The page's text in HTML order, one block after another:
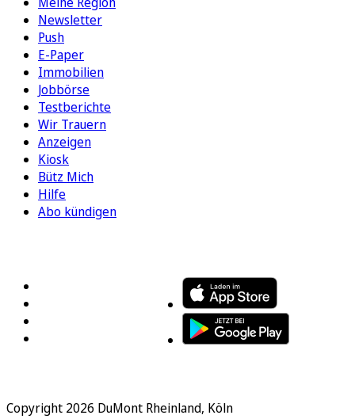
Newsletter
Push
E-Paper
Immobilien
Jobbörse
Testberichte
Wir Trauern
Anzeigen
Kiosk
Bütz Mich
Hilfe
Abo kündigen
Copyright 2026 DuMont Rheinland, Köln